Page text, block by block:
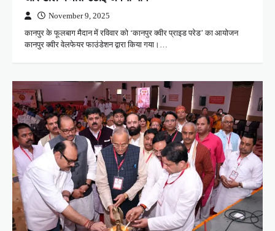
November 9, 2025
कानपुर के फूलबाग मैदान में रविवार को ‘कानपुर क्वीर प्राइड परेड’ का आयोजन
कानपुर क्वीर वेलफेयर फाउंडेशन द्वारा किया गया।…